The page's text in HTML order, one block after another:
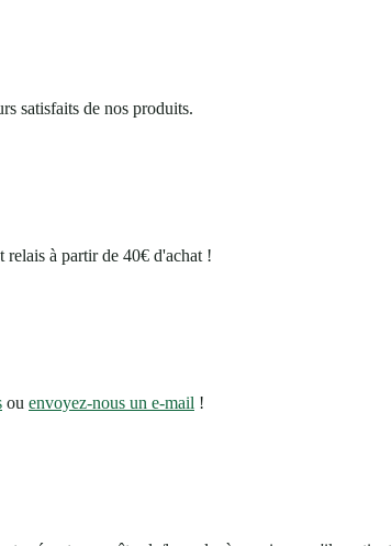
satisfaits de nos produits.
à partir de 40€ d'achat !
ou envoyez-nous un e-mail !